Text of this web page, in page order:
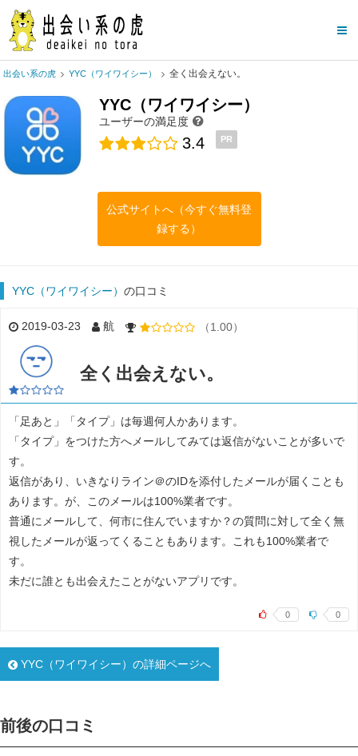
出会い系の虎 YYC（ワイワイシー） 全く出会えない。
YYC（ワイワイシー）
ユーザーの満足度
3.4 PR
公式サイトへ（今すぐ無料登
録する）
YYC（ワイワイシー） の口コミ
2019-03-23 航 （1.00）
全く出会えない。
「足あと」「タイプ」は毎週何人かあります。
「タイプ」をつけた方へメールしてみては返信がないことが多いで
す。
返信があり、いきなりライン＠のIDを添付したメールが届くことも
あります。が、このメールは100%業者です。
普通にメールして、何市に住んでいますか？の質問に対して全く無
視したメールが返ってくることもあります。これも100%業者で
す。
未だに誰とも出会えたことがないアプリです。
0 0
YYC（ワイワイシー）の詳細ページへ
前後の口コミ